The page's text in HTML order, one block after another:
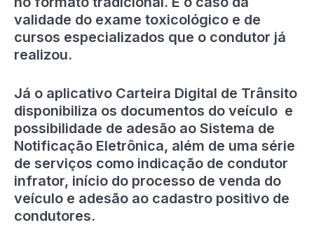
validade do exame toxicológico e de
cursos especializados que o condutor já
realizou.
Já o aplicativo Carteira Digital de Trânsito
disponibiliza os documentos do veículo e
possibilidade de adesão ao Sistema de
Notificação Eletrônica, além de uma série
de serviços como indicação de condutor
infrator, início do processo de venda do
veículo e adesão ao cadastro positivo de
condutores.